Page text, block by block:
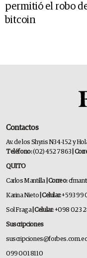
permitió el robo
bitcoin
Contactos
Av. de los Shyris N34-152 y
Teléfono:(02) 452 7863 |
QUITO
Carlos Mantilla | Correo:
Karina Nieto | Celular:+593 99
Sol Fraga| Celular:+098 023
Suscripciones
suscripciones@forbes.com.ec
099 001 8110